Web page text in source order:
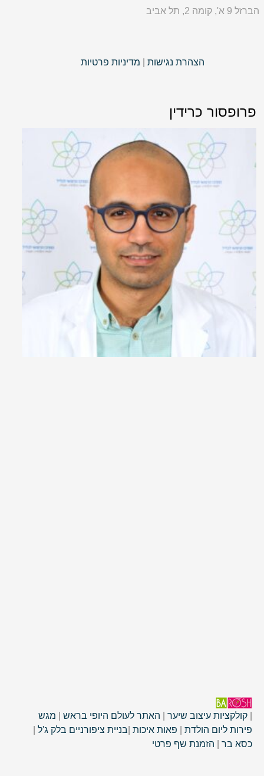
הברזל 9 א', קומה 2, תל אביב
הצהרת נגישות מדיניות פרטיות
פרופסור כרידין
קולקציות עיצוב שיער האתר לעולם היופי בראש
מגש
פירות ליום הולדת
פאות איכות בניית ציפורניים בלק ג'ל
כסא בר
הזמנת שף פרטי